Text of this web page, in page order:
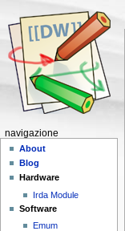
navigazione
About
Blog
Hardware
Irda Module
Software
Emum